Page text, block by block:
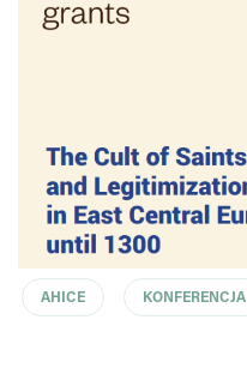
AHICE KONFERENCJA